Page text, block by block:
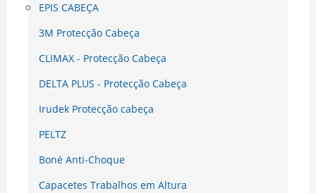
EPIS CABEÇA
3M Protecção Cabeça
CLIMAX - Protecção Cabeça
DELTA PLUS - Protecção Cabeça
Irudek Protecção cabeça
PELTZ
Boné Anti-Choque
Capacetes Trabalhos em Altura